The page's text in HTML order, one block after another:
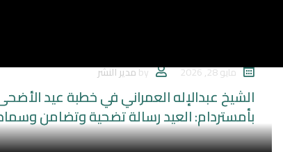
مايو 28, 2026 byمدير النشر
الشيخ عبدالإله العمراني في خطبة عيد
بأمستردام: العيد رسالة تضحية وتضامن